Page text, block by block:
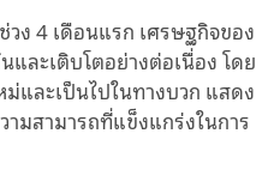
ง 4 เดือนแรก เศรษฐกิจของ
ละเติบโตอย่างต่อเนื่อง โดย
และเป็นไปในทางบวก แสดง
มสามารถที่แข็งแกร่งในการ